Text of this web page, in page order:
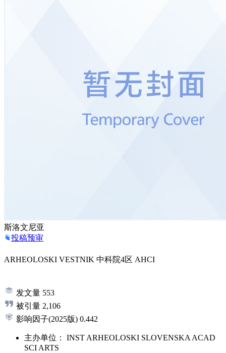
斯洛文尼亚
投稿预审
ARHEOLOSKI VESTNIK 中科院4区 AHCI
发文量 553
被引量 2,106
影响因子(2025版) 0.442
主办单位：
INST ARHEOLOSKI SLOVENSKA ACAD
SCI ARTS